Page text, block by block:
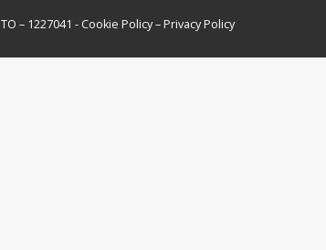
– 1227041 - Cookie Policy–Privacy Policy